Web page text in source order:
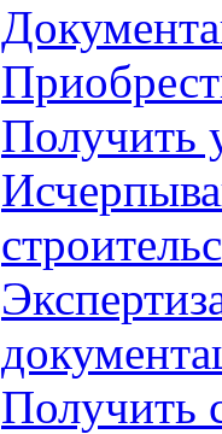
Получить
Получить